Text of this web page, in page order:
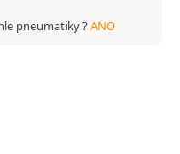
pneumatiky ?ANO